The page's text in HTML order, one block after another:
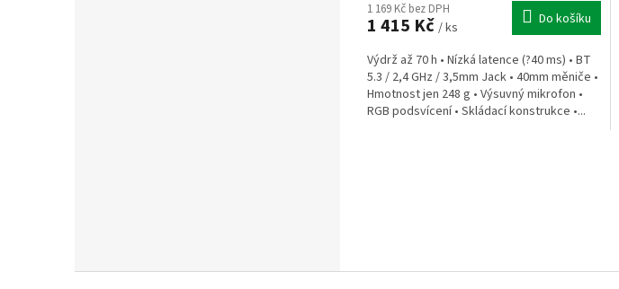
1 169 Kč bez DPH
1 415 Kč / ks Do košíku
Výdrž až 70 h • Nízká latence (?40 ms) • BT
5.3 / 2,4 GHz / 3,5mm Jack • 40mm měniče •
Hmotnost jen 248 g • Výsuvný mikrofon •
RGB podsvícení • Skládací konstrukce •...